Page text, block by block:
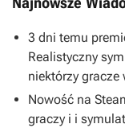
3 dni temu
Realistyczny
niektórzy gracze
Nowość na
graczy i i